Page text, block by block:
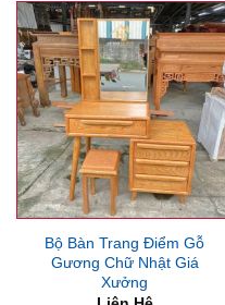
Bộ Bàn Trang Điểm Gỗ
Gương Chữ Nhật Giá
Xưởng